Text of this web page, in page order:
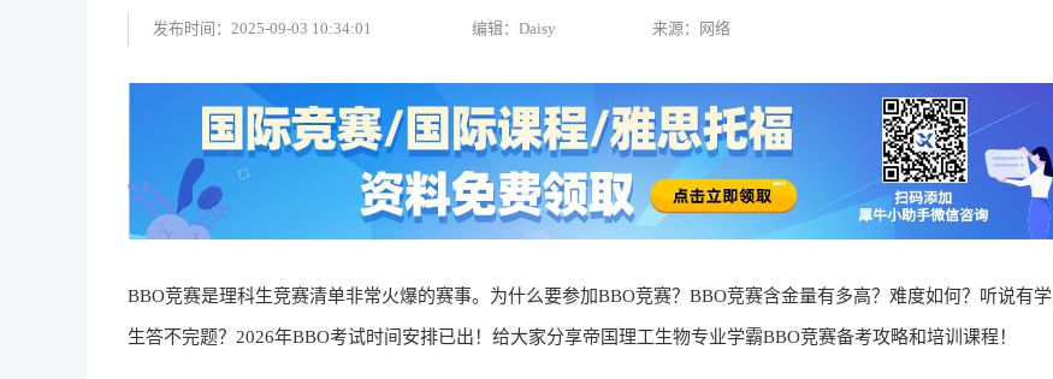
发布时间：2025-09-03 10:34:01 编辑：Daisy 来源：网络
BBO竞赛是理科生竞赛清单非常火爆的赛事。为什么要参加BBO竞赛？BBO竞赛含金量有多高？难度如何？听说有学
生答不完题？2026年BBO考试时间安排已出！给大家分享帝国理工生物专业学霸BBO竞赛备考攻略和培训课程！